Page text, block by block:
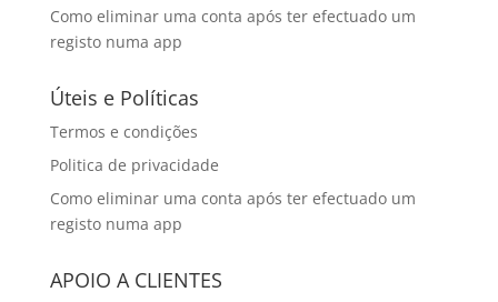
Como eliminar uma conta após ter efectuado um
registo numa app
Úteis e Políticas
Termos e condições
Politica de privacidade
Como eliminar uma conta após ter efectuado um
registo numa app
APOIO A CLIENTES